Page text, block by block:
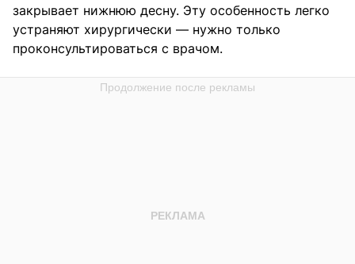
закрывает нижнюю десну. Эту особенность легко
устраняют хирургически — нужно только
проконсультироваться с врачом.